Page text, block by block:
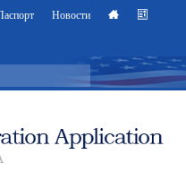
Новости